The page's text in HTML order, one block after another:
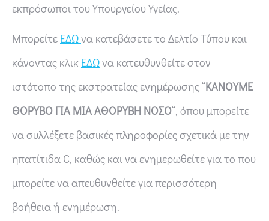
εκπρόσωποι του Υπουργείου Υγείας.
Μπορείτε ΕΔΩνα κατεβάσετε το Δελτίο Τύπου και
κάνοντας κλικ ΕΔΩνα κατευθυνθείτε στον
ιστότοπο της εκστρατείας ενημέρωσης “ΚΑΝΟΥΜΕ
ΘΟΡΥΒΟ ΓΙΑ ΜΙΑ ΑΘΟΡΥΒΗ ΝΟΣΟ“, όπου μπορείτε
να συλλέξετε βασικές πληροφορίες σχετικά με την
ηπατίτιδα C, καθώς και να ενημερωθείτε για το που
μπορείτε να απευθυνθείτε για περισσότερη
βοήθεια ή ενημέρωση.